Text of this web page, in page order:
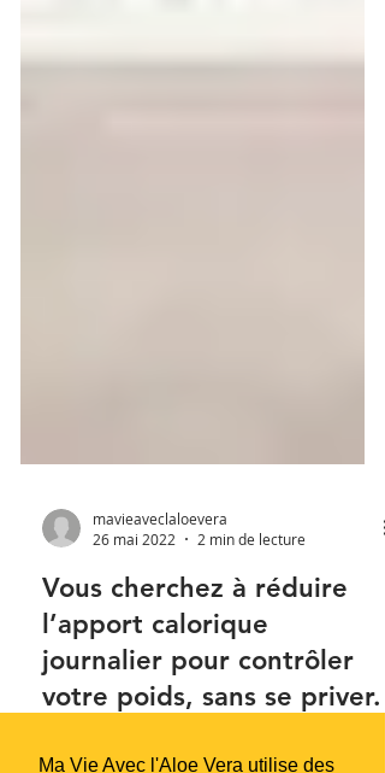
Ma Vie Avec l'Aloe Vera utilise des
mavieaveclaloevera
26 mai 2022
Vous cherchez à réduire